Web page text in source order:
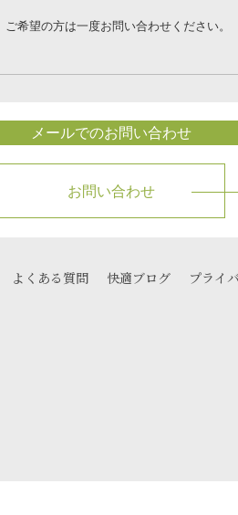
ご希望の方は一度お問い合わせください。
メールでのお問い合わせ
お問い合わせ
よくある質問 快適ブログ プライ